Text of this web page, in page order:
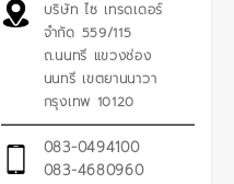
บริษัท ไซ เทรดเดอร์
จำกัด 559/115
ถ.นนทรี แขวงช่อง
นนทรี เขตยานนาวา
กรุงเทพ 10120
083-0494100
083-4680960